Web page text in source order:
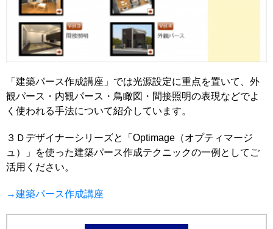
「建築パース作成講座」では光源設定に重点を置いて、外
観パース・内観パース・鳥瞰図・間接照明の表現などでよ
く使われる手法について紹介しています。
３Ｄデザイナーシリーズと「Optimage（オプティマージ
ュ）」を使った建築パース作成テクニックの一例としてご
活用ください。
→建築パース作成講座